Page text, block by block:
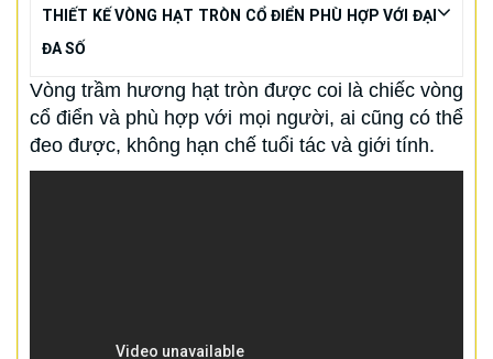
THIẾT KẾ VÒNG HẠT TRÒN CỔ ĐIỂN PHÙ HỢP VỚI ĐẠI
ĐA SỐ
Vòng trầm hương hạt tròn được coi là chiếc vòng
cổ điển và phù hợp với mọi người, ai cũng có thể
đeo được, không hạn chế tuổi tác và giới tính.